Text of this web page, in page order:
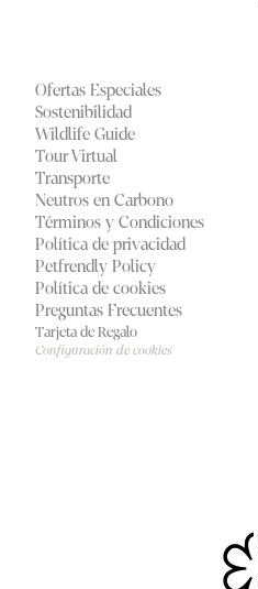
Ofertas Especiales
Tour Virtual
Transporte
Tarjeta de Regalo
Sostenibilidad
Wildlife Guide
Términos y Condiciones
Neutros en Carbono
Política de privacidad
Petfrendly Policy
Política de cookies
Preguntas Frecuentes
Configuración de cookies